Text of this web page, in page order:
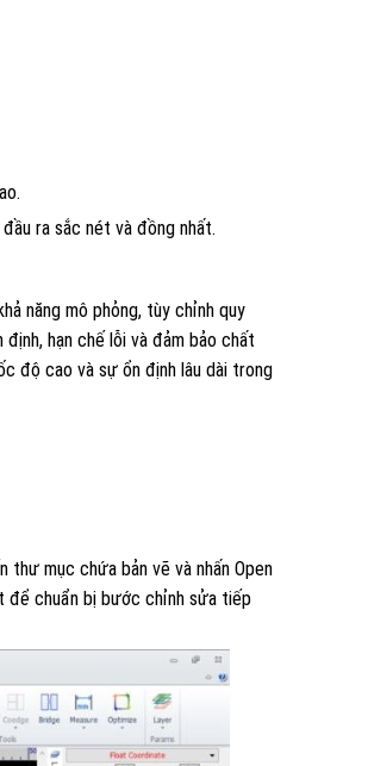
ra sắc nét và đồng nhất.
năng mô phỏng, tùy chỉnh quy
hạn chế lỗi và đảm bảo chất
độ cao và sự ổn định lâu dài trong
mục chứa bản vẽ và nhấn Open
để chuẩn bị bước chỉnh sửa tiếp